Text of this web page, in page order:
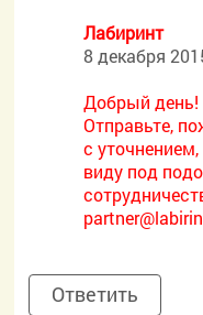
Лабиринт
8 декабря
Добрый день!
Отправьте,
с
виду под
Ответить